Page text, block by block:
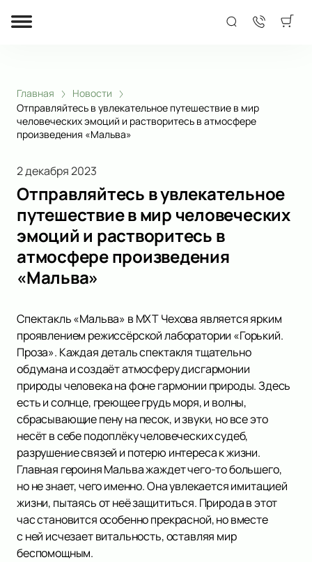
Главная
Новости
Отправляйтесь в увлекательное путешествие в мир
человеческих эмоций и растворитесь в атмосфере
произведения «Мальва»
2 декабря 2023
Отправляйтесь в увлекательное
путешествие в мир человеческих
эмоций и растворитесь в
атмосфере произведения
«Мальва»
Спектакль «Мальва» в МХТ Чехова является ярким
проявлением режиссёрской лаборатории «Горький.
Проза». Каждая деталь спектакля тщательно
обдумана и создаёт атмосферу дисгармонии
природы человека на фоне гармонии природы. Здесь
есть и солнце, греющее грудь моря, и волны,
сбрасывающие пену на песок, и звуки, но все это
несёт в себе подоплёку человеческих судеб,
разрушение связей и потерю интереса к жизни.
Главная героиня Мальва жаждет чего-то большего,
но не знает, чего именно. Она увлекается имитацией
жизни, пытаясь от неё защититься. Природа в этот
час становится особенно прекрасной, но вместе
с ней исчезает витальность, оставляя мир
беспомощным.